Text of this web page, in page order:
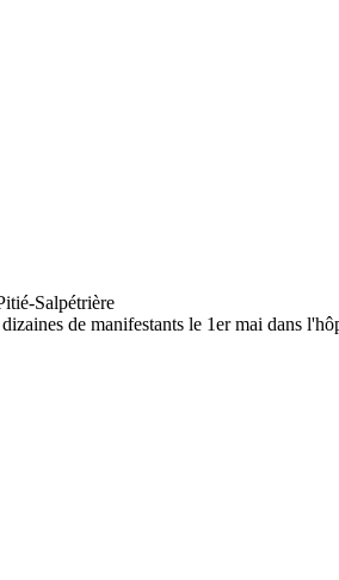
de manifestants le 1er mai dans